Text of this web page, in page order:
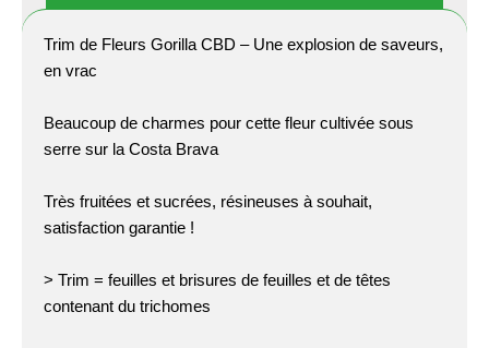
Trim de Fleurs Gorilla CBD – Une explosion de saveurs,
en vrac
Beaucoup de charmes pour cette fleur cultivée sous
serre sur la Costa Brava
Très fruitées et sucrées, résineuses à souhait,
satisfaction garantie !
> Trim = feuilles et brisures de feuilles et de têtes
contenant du trichomes